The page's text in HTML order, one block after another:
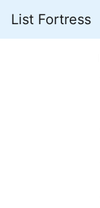
List Fortress